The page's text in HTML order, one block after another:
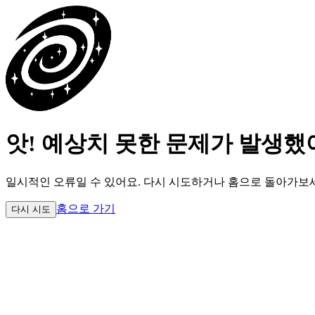
앗! 예상치 못한 문제가 발생했
일시적인 오류일 수 있어요. 다시 시도하거나 홈으로 돌아가보
다시 시도 홈으로 가기